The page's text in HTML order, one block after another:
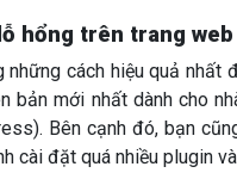
hổng trên trang web
những cách hiệu quả nhất
bản mới nhất dành cho
Bên cạnh đó, bạn
cài đặt quá nhiều plugin